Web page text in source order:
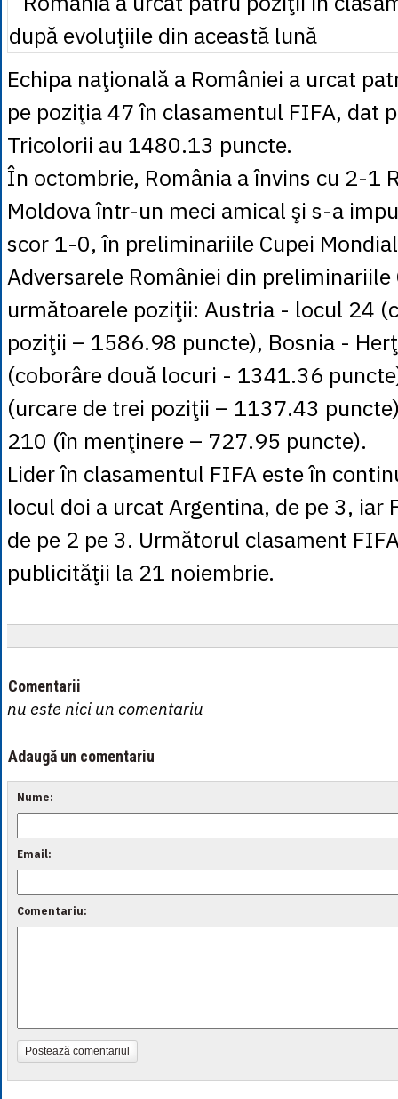
1 PLN = 1.1646
1 RSD
1 RUB
1 SEK= 0.4526
1 TRY= 0.1141
1 UAH= 0.1048
1 XDR = 5.9383
1 ZAR = 0.2318
Echipa naţională a României a urcat
pe poziţia 47 în clasamentul FIFA, dat
Tricolorii au 1480.13 puncte.
În octombrie, România a învins cu 2-1
Moldova într-un meci amical şi s-a
scor 1-0, în preliminariile Cupei
Adversarele României din
următoarele poziţii: Austria - locul 24
poziţii – 1586.98 puncte), Bosnia -
(coborâre două locuri - 1341.36
(urcare de trei poziţii – 1137.43
210 (în menţinere – 727.95 puncte).
Lider în clasamentul FIFA este în
locul doi a urcat Argentina, de pe 3, iar
de pe 2 pe 3. Următorul clasament
publicităţii la 21 noiembrie.
Comentarii
nu este nici un comentariu
Adaugă un comentariu
Nume:
Email:
Comentariu:
Postează comentariul